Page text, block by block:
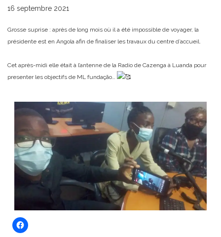
16 septembre 2021
Grosse suprise : après de long mois où il a été impossible de voyager, la
présidente est en Angola afin de finaliser les travaux du centre d’accueil.
Cet après-midi elle était à l’antenne de la Radio de Cazenga à Luanda pour
presenter les objectifs de ML fundação…